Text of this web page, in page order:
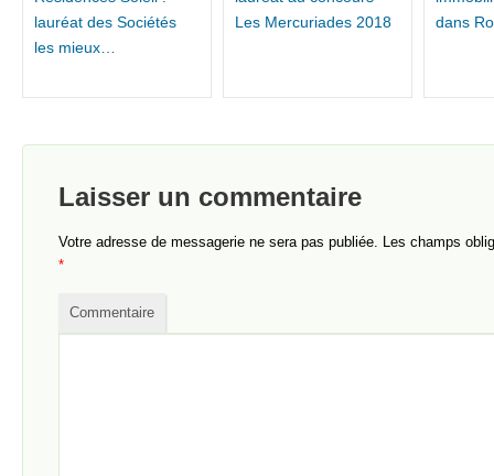
lauréat des Sociétés
les mieux…
Les Mercuriades 2018
dans
Laisser un commentaire
Votre adresse de messagerie ne sera pas publiée. Les champs
*
Commentaire